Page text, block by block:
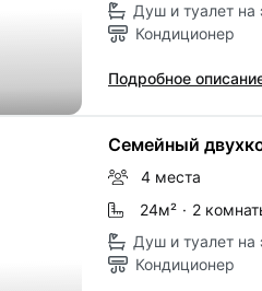
Душ и туалет на
Кондиционер
Подробное
Семейный
4 места
24м² · 2
Душ и туалет на
Кондиционер